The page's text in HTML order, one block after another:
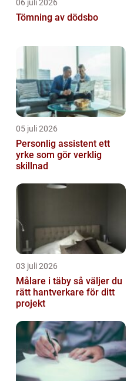
06 juli 2026
Tömning av dödsbo
05 juli 2026
Personlig assistent ett
yrke som gör verklig
skillnad
03 juli 2026
Målare i täby så väljer du
rätt hantverkare för ditt
projekt